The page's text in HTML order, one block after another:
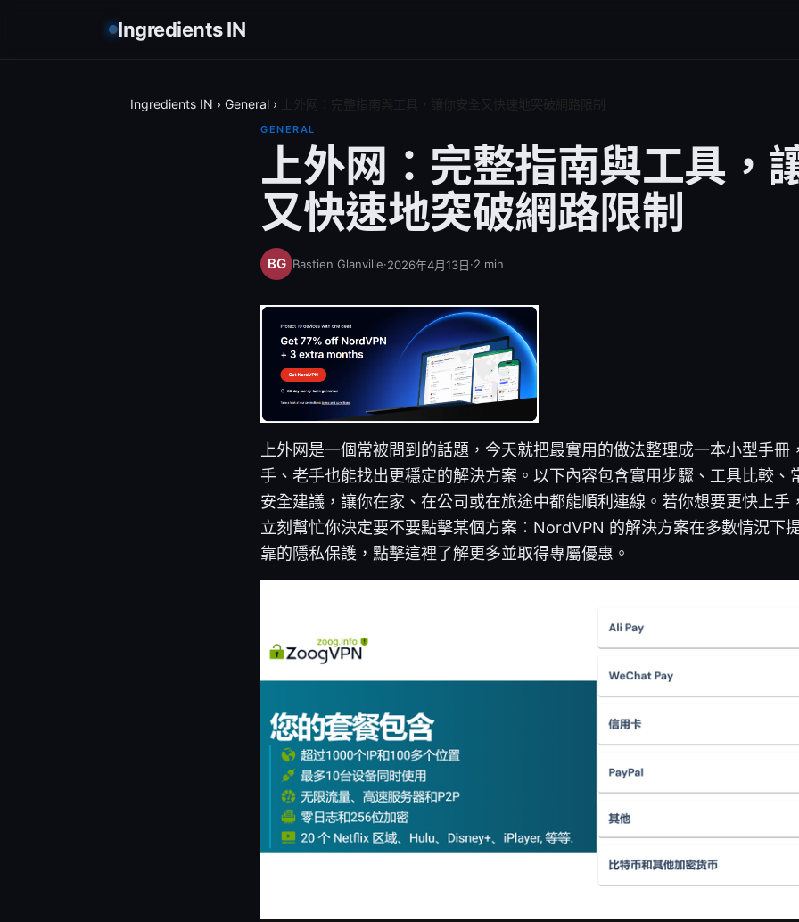
Ingredients IN
Ingredients IN › General ›
GENERAL
上外网：完整指南與工具，
又快速地突破網路限制
Bastien Glanville·2026年4月13日·2 min
上外网是一個常被問到的話題，今天就把最實用的做法整理成一本小型手冊
手、老手也能找出更穩定的解決方案。以下內容包含實用步驟、工具比較、
安全建議，讓你在家、在公司或在旅途中都能順利連線。若你想要更快上手
立刻幫忙你決定要不要點擊某個方案：NordVPN 的解決方案在多數情況下
靠的隱私保護，點擊這裡了解更多並取得專屬優惠。